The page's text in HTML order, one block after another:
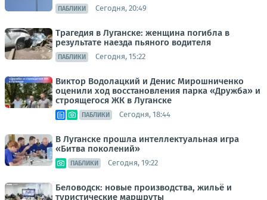
ПАБЛИКИ Сегодня, 20:49
Трагедия в Луганске: женщина погибла в
результате наезда пьяного водителя
ПАБЛИКИ Сегодня, 15:22
Виктор Водолацкий и Денис Мирошниченко
оценили ход восстановления парка «Дружба» и
строящегося ЖК в Луганске
ПАБЛИКИ Сегодня, 18:44
В Луганске прошла интеллектуальная игра
«Битва поколений»
ПАБЛИКИ Сегодня, 19:22
Беловодск: новые производства, жильё и
туристические маршруты